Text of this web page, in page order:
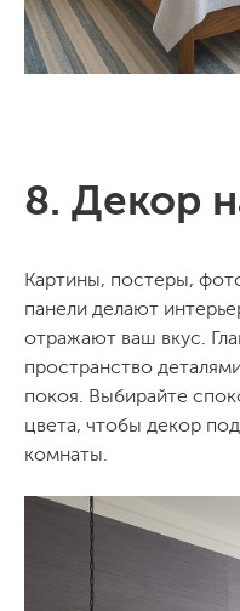
8. Декор
Картины, постеры,
панели делают
отражают ваш вкус.
пространство
покоя. Выбирайте
цвета, чтобы декор
комнаты.